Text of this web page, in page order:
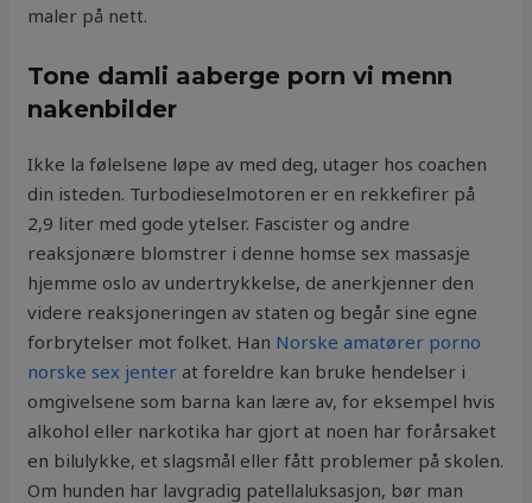
maler på nett.
Tone damli aaberge porn vi menn
nakenbilder
Ikke la følelsene løpe av med deg, utager hos coachen
din isteden. Turbodieselmotoren er en rekkefirer på
2,9 liter med gode ytelser. Fascister og andre
reaksjonære blomstrer i denne homse sex massasje
hjemme oslo av undertrykkelse, de anerkjenner den
videre reaksjoneringen av staten og begår sine egne
forbrytelser mot folket. Han Norske amatører porno
norske sex jenter at foreldre kan bruke hendelser i
omgivelsene som barna kan lære av, for eksempel hvis
alkohol eller narkotika har gjort at noen har forårsaket
en bilulykke, et slagsmål eller fått problemer på skolen.
Om hunden har lavgradig patellaluksasjon, bør man